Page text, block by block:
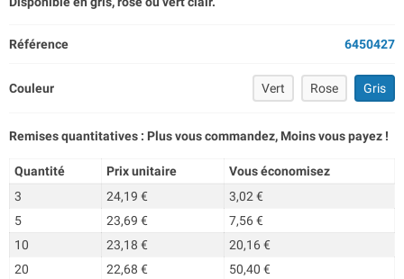
Référence 6450427
Couleur Vert Rose Gris
Remises quantitatives : Plus vous commandez, Moins vous payez !
Quantité Prix unitaire
Vous économisez
3
24,19 €
3,02 €
5
23,69 €
7,56 €
10
23,18 €
20,16 €
20
22,68 €
50,40 €